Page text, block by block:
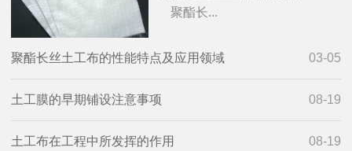
聚酯长...
03-05
聚酯长丝土工布的性能特点及应用领域
08-19
土工膜的早期铺设注意事项
08-19
土工布在工程中所发挥的作用